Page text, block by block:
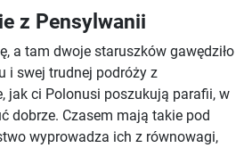
z Pensylwanii
a tam dwoje staruszków gawędziło
i swej trudnej podróży z
jak ci Polonusi poszukują parafii, w
dobrze. Czasem mają takie pod
wyprowadza ich z równowagi,